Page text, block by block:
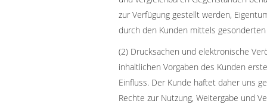
zur Verfügung gestellt werden,
durch den Kunden mittels
(2) Drucksachen und elektronische
inhaltlichen Vorgaben des Kunden
Einfluss. Der Kunde haftet daher uns
Rechte zur Nutzung, Weitergabe und